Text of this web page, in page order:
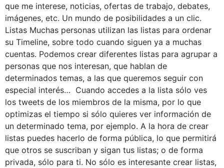
que me interese, noticias, ofertas de trabajo, debates,
imágenes, etc. Un mundo de posibilidades a un clic.
Listas Muchas personas utilizan las listas para ordenar
su Timeline, sobre todo cuando siguen ya a muchas
cuentas. Podemos crear diferentes listas para agrupar a
personas que nos interesan, que hablan de
determinados temas, a las que queremos seguir con
especial interés… Cuando accedes a la lista sólo ves
los tweets de los miembros de la misma, por lo que
optimizas el tiempo si sólo quieres ver información de
un determinado tema, por ejemplo. A la hora de crear
listas puedes hacerlo de forma pública, lo que permitirá
que otros se suscriban y sigan tus listas; o de forma
privada, sólo para ti. No sólo es interesante crear listas,